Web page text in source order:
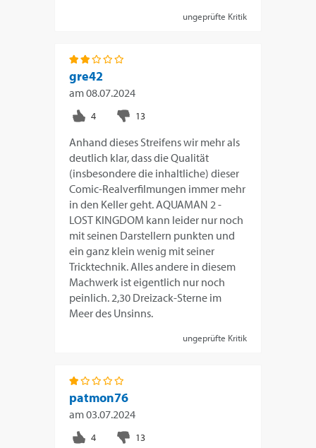
ungeprüfte Kritik
gre42
am08.07.2024
Anhand dieses Streifens wir mehr als
deutlich klar, dass die Qualität
(insbesondere die inhaltliche) dieser
Comic-Realverfilmungen immer mehr
in den Keller geht. AQUAMAN 2 -
LOST KINGDOM kann leider nur noch
mit seinen Darstellern punkten und
ein ganz klein wenig mit seiner
Tricktechnik. Alles andere in diesem
Machwerk ist eigentlich nur noch
peinlich. 2,30 Dreizack-Sterne im
Meer des Unsinns.
ungeprüfte Kritik
patmon76
am03.07.2024